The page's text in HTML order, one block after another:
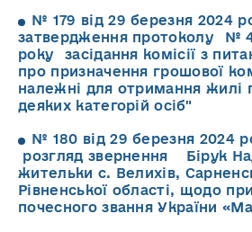
№ 179 від 29 березня 2024
затвердження протоколу № 4
року засідання комісії з
про призначення грошової
належні для отримання жилі
деяких категорій осіб"
№ 180 від 29 березня 2024
розгляд звернення Бірук
жительки с. Велихів,
Рівненської області, щодо
почесного звання України